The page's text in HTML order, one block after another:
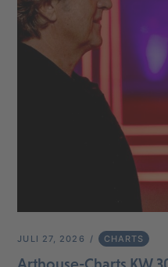
JULI 27, 2026 CHARTS
Arthouse-Charts KW